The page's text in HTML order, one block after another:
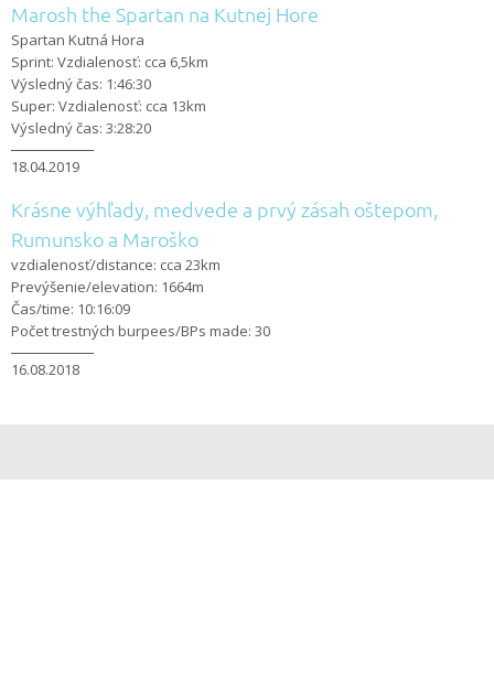
Marosh the Spartan na Kutnej Hore
Spartan Kutná Hora
Sprint: Vzdialenosť: cca 6,5km
Výsledný čas: 1:46:30
Super: Vzdialenosť: cca 13km
Výsledný čas: 3:28:20
18.04.2019
Krásne výhľady, medvede a prvý zásah oštepom,
Rumunsko a Maroško
vzdialenosť/distance: cca 23km
Prevýšenie/elevation: 1664m
Čas/time: 10:16:09
Počet trestných burpees/BPs made: 30
16.08.2018